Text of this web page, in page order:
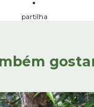
partilha